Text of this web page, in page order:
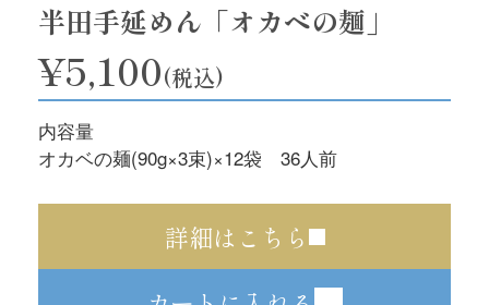
半田手延めん「オカベの麺」
内容量
オカベの麺(90g×3束)×12袋 36人前
¥5,100(税込)
詳細はこちら